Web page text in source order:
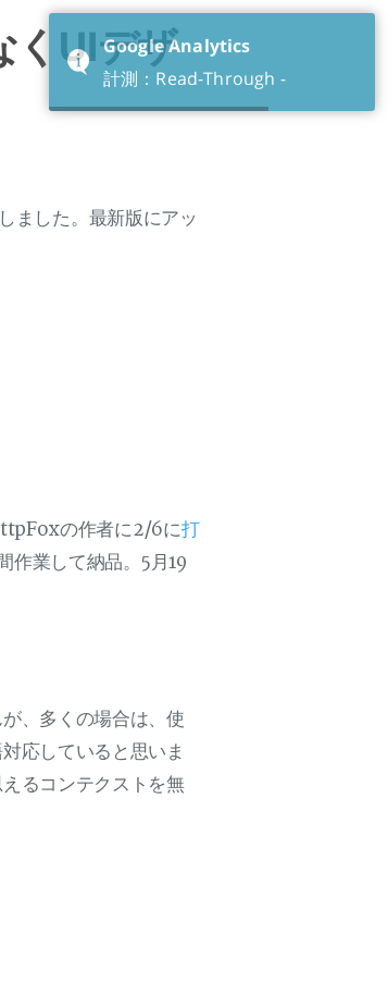
くUIデザ
ました。最新版にアッ
の作者に2/6に打
作業して納品。5月19
、多くの場合は、使
応していると思いま
るコンテクストを無
Google Analytics
計測：Read-Through -